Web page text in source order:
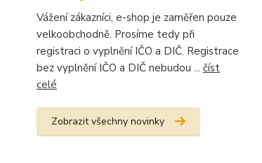
Vážení zákazníci, e-shop je zaměřen pouze
velkoobchodně. Prosíme tedy při
registraci o vyplnění IČO a DIČ. Registrace
bez vyplnění IČO a DIČ nebudou ... číst
celé
Zobrazit všechny novinky